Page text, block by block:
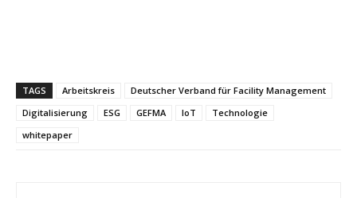
TAGS Arbeitskreis
Deutscher Verband für Facility Management
Digitalisierung
ESG GEFMA IoT
Technologie
whitepaper